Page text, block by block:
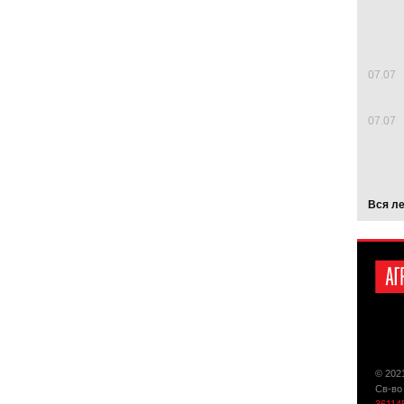
07.07
07.07
Вся
©
Св-во